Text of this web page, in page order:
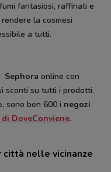
fantasiosi, raffinati e
la cosmesi
a tutti.
online con
sconti su tutti i prodotti.
sono ben 600 i negozi
DoveConviene.
nelle vicinanze